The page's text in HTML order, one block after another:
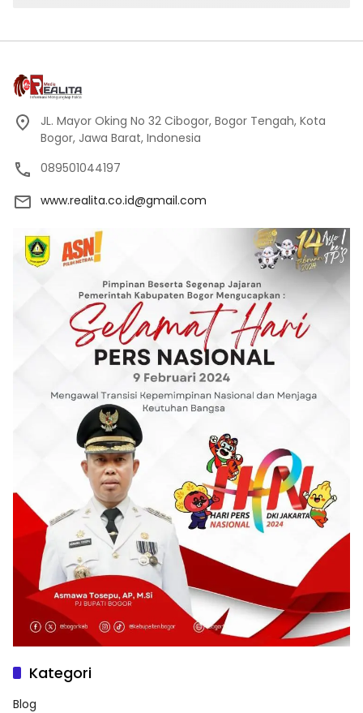
JL. Mayor Oking No 32 Cibogor, Bogor Tengah, Kota
Bogor, Jawa Barat, Indonesia
089501044197
www.realita.co.id@gmail.com
Kategori
Blog